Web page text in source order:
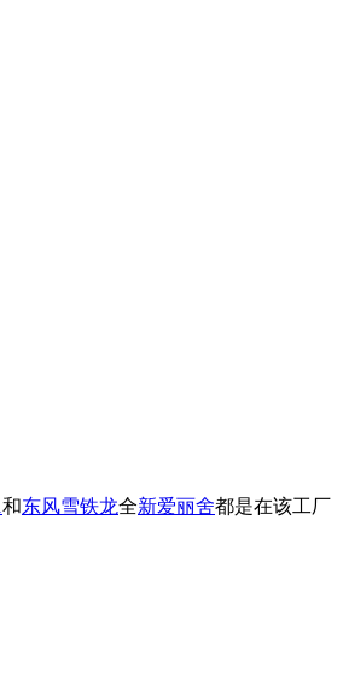
和东风雪铁龙全新爱丽舍都是在该工厂